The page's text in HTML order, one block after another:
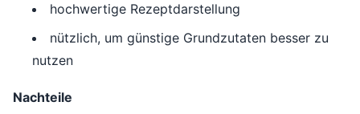
hochwertige Rezeptdarstellung
nützlich, um günstige Grundzutaten besser zu
nutzen
Nachteile